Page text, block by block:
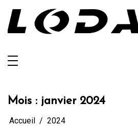
contenu
Lodace
Mois : janvier 2024
Accueil 2024